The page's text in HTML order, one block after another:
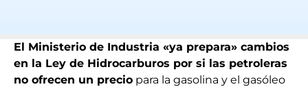
El Ministerio de Industria «ya prepara» cambios
en la Ley de Hidrocarburos por si las petroleras
no ofrecen un precio para la gasolina y el gasóleo